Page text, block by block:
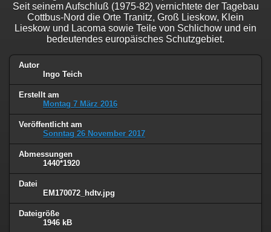
Seit seinem Aufschluß (1975-82) vernichtete der Tagebau
Cottbus-Nord die Orte Tranitz, Groß Lieskow, Klein
Lieskow und Lacoma sowie Teile von Schlichow und ein
bedeutendes europäisches Schutzgebiet.
Autor
Ingo Teich
Erstellt am
Montag 7 März 2016
Veröffentlicht am
Sonntag 26 November 2017
Abmessungen
1440*1920
Datei
EM170072_hdtv.jpg
Dateigröße
1946 kB